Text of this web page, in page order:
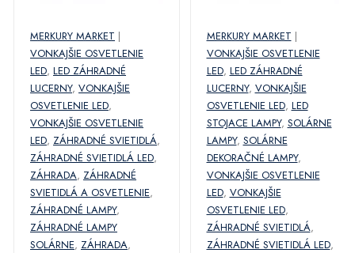
MERKURY MARKET |
VONKAJŠIE OSVETLENIE
LED, LED ZÁHRADNÉ
LUCERNY, VONKAJŠIE
OSVETLENIE LED,
VONKAJŠIE OSVETLENIE
LED, ZÁHRADNÉ SVIETIDLÁ,
ZÁHRADNÉ SVIETIDLÁ LED,
ZÁHRADA, ZÁHRADNÉ
SVIETIDLÁ A OSVETLENIE,
ZÁHRADNÉ LAMPY,
ZÁHRADNÉ LAMPY
SOLÁRNE, ZÁHRADA,
MERKURY MARKET |
VONKAJŠIE OSVETLENIE
LED, LED ZÁHRADNÉ
LUCERNY, VONKAJŠIE
OSVETLENIE LED, LED
STOJACE LAMPY, SOLÁRNE
LAMPY, SOLÁRNE
DEKORAČNÉ LAMPY,
VONKAJŠIE OSVETLENIE
LED, VONKAJŠIE
OSVETLENIE LED,
ZÁHRADNÉ SVIETIDLÁ,
ZÁHRADNÉ SVIETIDLÁ LED,